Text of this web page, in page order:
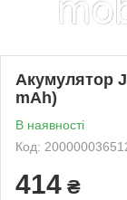
Акумулятор
mAh)
В наявності
Код:
414 ₴